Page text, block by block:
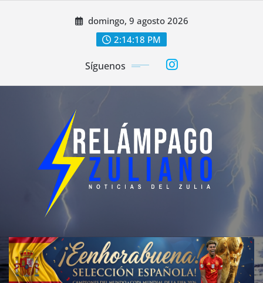
domingo, 9 agosto 2026
2:14:21 PM
Síguenos